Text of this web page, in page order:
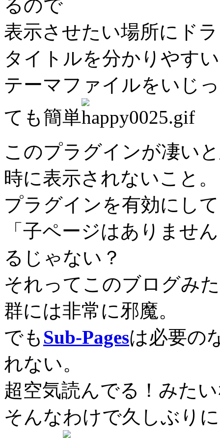
るので
表示させたい場所にド
タイトルを分かりやす
テーマファイルをいじ
ても簡単
このプラグインが凄い
時に表示されないこと。
プラグインを有効にし
「子ページはありませ
るじゃない？
それってこのブログみ
群には非常に邪魔。
でも Sub-Pagesは必要の
れない。
超空気読んでる！みた
そんなわけで久しぶり